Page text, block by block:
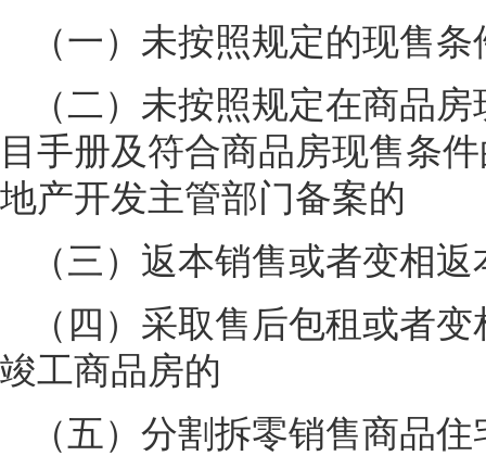
（一）未按照规定的现售
（二）未按照规定在商品
目手册及符合商品房现售条
地产开发主管部门备案的
（三）返本销售或者变相
（四）采取售后包租或者
竣工商品房的
（五）分割拆零销售商品